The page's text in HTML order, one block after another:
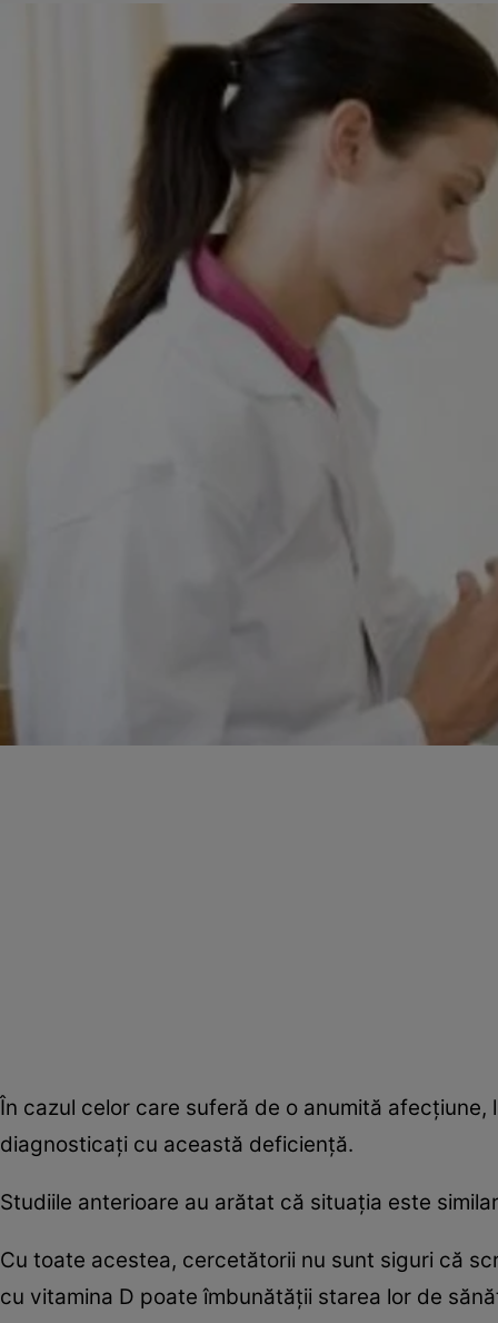
În cazul celor care suferă de o anumită
diagnosticaţi cu această deficienţă.
Studiile anterioare au arătat că situaţia este
Cu toate acestea, cercetătorii nu sunt siguri că
cu vitamina D poate îmbunătăţii starea lor de